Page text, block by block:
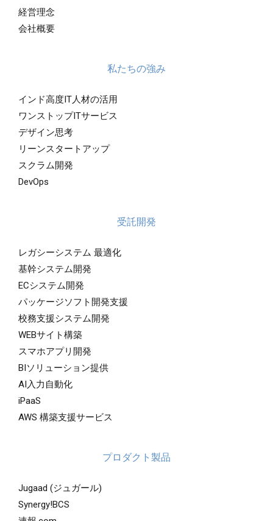
経営理念
会社概要
私たちの強み
インド高度IT人材の活用
ワンストップITサービス
デザイン思考
リーンスタートアップ
スクラム開発
DevOps
受託開発
レガシーシステム 最適化
基幹システム開発
ECシステム開発
パッケージソフト開発支援
校務支援システム開発
WEBサイト構築
スマホアプリ開発
BIソリューション提供
AI入力自動化
iPaaS
AWS 構築支援サービス
プロダクト製品
Jugaad (ジュガール)
Synergy!BCS